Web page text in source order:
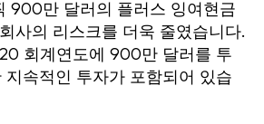
900만 달러의 플러스 잉여현금
사의 리스크를 더욱 줄였습니다.
회계연도에 900만 달러를 투
지속적인 투자가 포함되어 있습